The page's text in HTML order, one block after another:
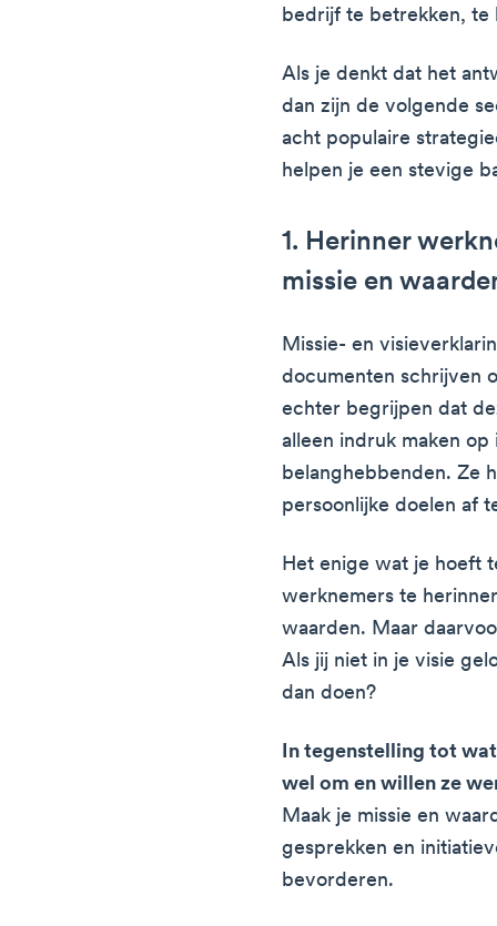
bedrijf te betrekken, te
Als je denkt dat het
dan zijn de volgende
acht populaire
helpen je een stevige
1. Herinner
missie en
Missie- en
documenten schrijven
echter begrijpen dat
alleen indruk maken
belanghebbenden. Ze
persoonlijke doelen af
Het enige wat je hoeft
werknemers te
waarden. Maar
Als jij niet in je visie
dan doen?
In tegenstelling tot
wel om en willen ze
Maak je missie en
gesprekken en
bevorderen.